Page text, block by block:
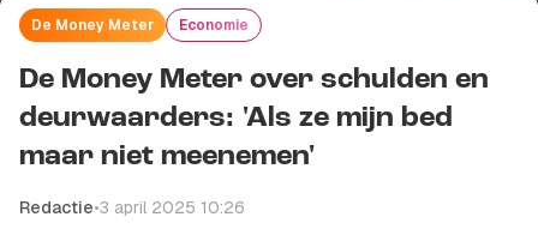
De Money Meter Economie
De Money Meter over schulden en
deurwaarders: 'Als ze mijn bed
maar niet meenemen'
Redactie•3 april 2025 10:26